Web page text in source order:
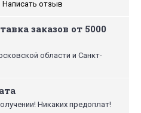
Написать отзыв
заказов от 5000
области и Санкт-
Никаких предоплат!